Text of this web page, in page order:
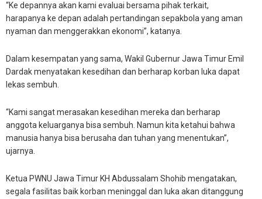
“Ke depannya akan kami evaluai bersama pihak terkait,
harapanya ke depan adalah pertandingan sepakbola yang aman
nyaman dan menggerakkan ekonomi”, katanya.
Dalam kesempatan yang sama, Wakil Gubernur Jawa Timur Emil
Dardak menyatakan kesedihan dan berharap korban luka dapat
lekas sembuh.
“Kami sangat merasakan kesedihan mereka dan berharap
anggota keluarganya bisa sembuh. Namun kita ketahui bahwa
manusia hanya bisa berusaha dan tuhan yang menentukan”,
ujarnya.
Ketua PWNU Jawa Timur KH Abdussalam Shohib mengatakan,
segala fasilitas baik korban meninggal dan luka akan ditanggung